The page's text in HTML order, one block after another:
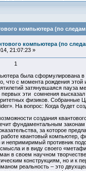
компьютера (по
компьютера (по
21:07:23 »
была сформулирована
что с момента рождения этой
затянувшаяся пауза
эти сомнения высказал
физиков. Собранные
На вопрос: Когда будет
создания
фундаментальным
за которое
квантовый компьютер,
непримиримый противник
и в виду своего
в своем научном
конструкциям, но и к
реальность – это